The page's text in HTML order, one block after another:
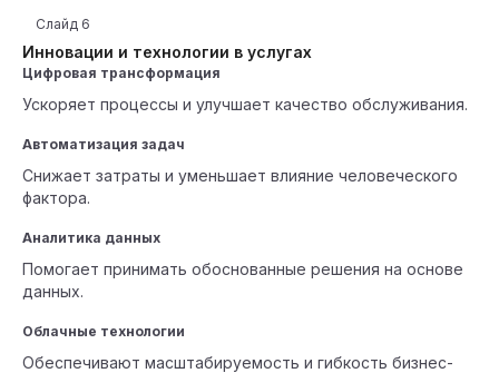
Инновации и технологии в услугах
Слайд 6
Цифровая трансформация
Ускоряет процессы и улучшает качество обслуживания.
Автоматизация задач
Снижает затраты и уменьшает влияние человеческого
фактора.
Аналитика данных
Помогает принимать обоснованные решения на основе
данных.
Облачные технологии
Обеспечивают масштабируемость и гибкость бизнес-